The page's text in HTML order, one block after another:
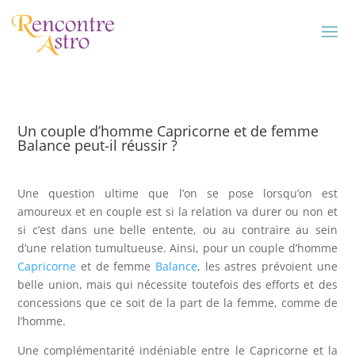
Un couple d’homme Capricorne et de femme
Balance peut-il réussir ?
Une question ultime que l’on se pose lorsqu’on est
amoureux et en couple est si la relation va durer ou non et
si c’est dans une belle entente, ou au contraire au sein
d’une relation tumultueuse. Ainsi, pour un couple d’homme
Capricorne et de femme Balance, les astres prévoient une
belle union, mais qui nécessite toutefois des efforts et des
concessions que ce soit de la part de la femme, comme de
l’homme.
Une complémentarité indéniable entre le Capricorne et la